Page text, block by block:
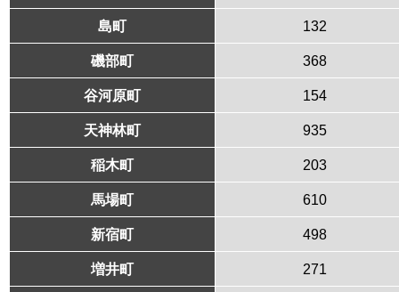
島町 132
磯部町 368
谷河原町 154
天神林町 935
稲木町 203
馬場町 610
新宿町 498
増井町 271